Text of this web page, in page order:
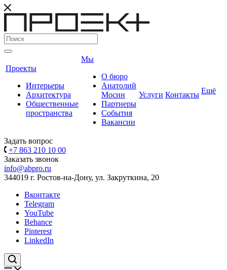
Проекты
Интерьеры
Архитектура
Общественные
пространства
Мы
О бюро
Анатолий
Мосин
Партнеры
События
Вакансии
Услуги Контакты Ещё
Задать вопрос
+7 863 210 10 00
Заказать звонок
info@abpro.ru
344019 г. Ростов-на-Дону, ул. Закруткина, 20
Вконтакте
Telegram
YouTube
Behance
Pinterest
LinkedIn